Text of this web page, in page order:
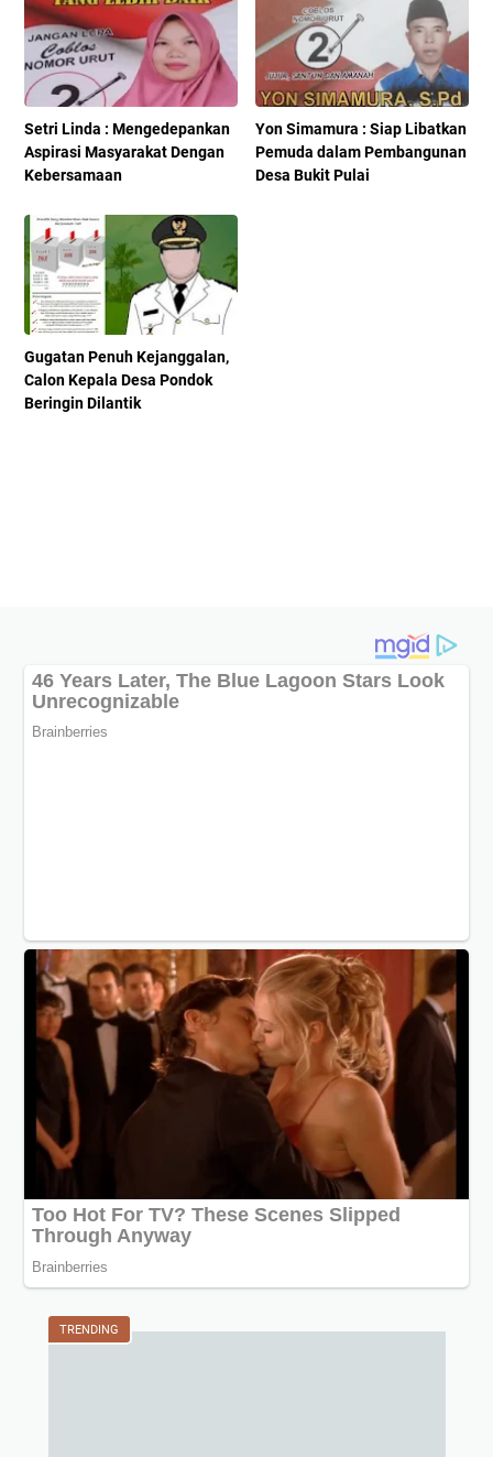
Setri Linda : Mengedepankan
Aspirasi Masyarakat Dengan
Kebersamaan
Yon Simamura : Siap Libatkan
Pemuda dalam Pembangunan
Desa Bukit Pulai
Gugatan Penuh Kejanggalan,
Calon Kepala Desa Pondok
Beringin Dilantik
TRENDING